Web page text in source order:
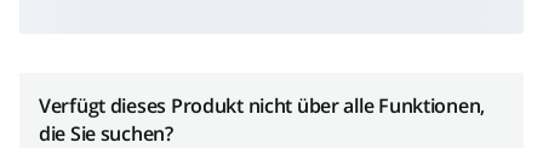
Verfügt dieses Produkt nicht über alle Funktionen,
die Sie suchen?